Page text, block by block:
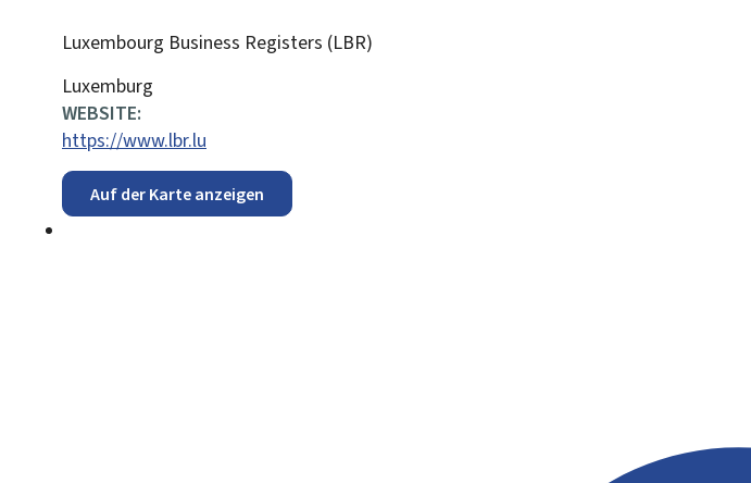
Luxembourg Business Registers (LBR)
ADRESSE:
Luxemburg
WEBSITE:
https://www.lbr.lu
Auf der Karte anzeigen